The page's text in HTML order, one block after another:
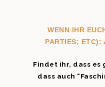
WENN IHR
PARTIES; ETC):
Findet ihr, dass es
dass auch